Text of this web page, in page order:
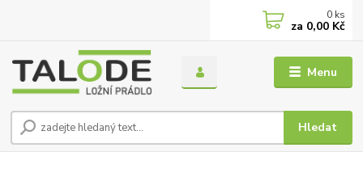
Menu
Hledat
0 ks
za 0,00 Kč